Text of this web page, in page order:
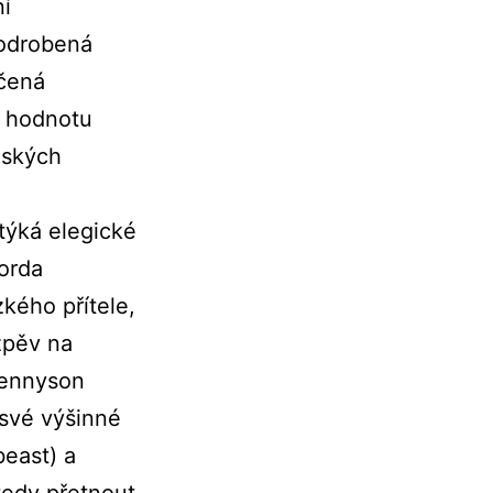
elegické
přítele,
na
výšinné
a